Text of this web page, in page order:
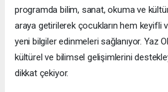
programda bilim, sanat, okuma ve
araya getirilerek çocukların hem keyifli
yeni bilgiler edinmeleri sağlanıyor. Yaz
kültürel ve bilimsel gelişimlerini
dikkat çekiyor.